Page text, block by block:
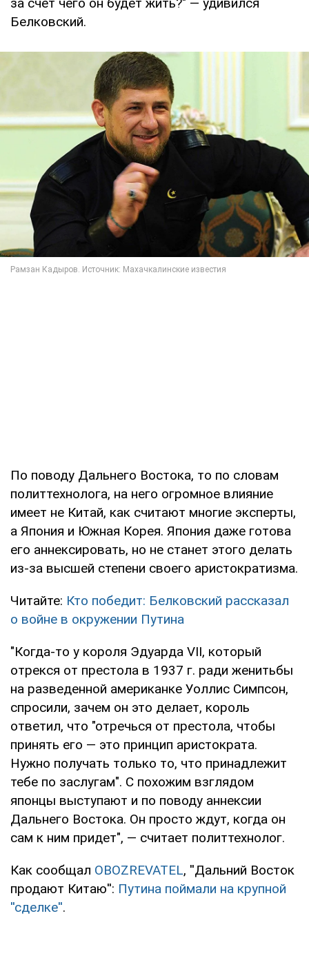
Белковский.
По поводу Дальнего Востока, то по словам
политтехнолога, на него огромное влияние
имеет не Китай, как считают многие эксперты,
а Япония и Южная Корея. Япония даже готова
его аннексировать, но не станет этого делать
из-за высшей степени своего аристократизма.
Читайте: Кто победит: Белковский рассказал
о войне в окружении Путина
"Когда-то у короля Эдуарда VII, который
отрекся от престола в 1937 г. ради женитьбы
на разведенной американке Уоллис Симпсон,
спросили, зачем он это делает, король
ответил, что "отречься от престола, чтобы
принять его — это принцип аристократа.
Нужно получать только то, что принадлежит
тебе по заслугам". С похожим взглядом
японцы выступают и по поводу аннексии
Дальнего Востока. Он просто ждут, когда он
сам к ним придет", — считает политтехнолог.
Как сообщал OBOZREVATEL, ''Дальний Восток
продают Китаю'': Путина поймали на крупной
''сделке''.